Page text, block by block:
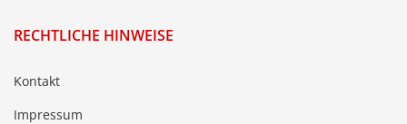
RECHTLICHE HINWEISE
Kontakt
Impressum